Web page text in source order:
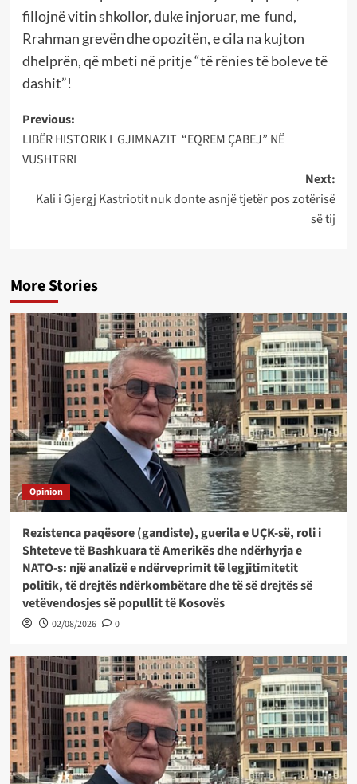
fillojnë vitin shkollor, duke injoruar, me fund,
Rrahman grevën dhe opozitën, e cila na kujton
dhelprën, që mbeti në pritje “të rënies të boleve të
dashit”!
Post
navigation
Previous:
LIBËR HISTORIK I GJIMNAZIT “EQREM ÇABEJ” NË
VUSHTRRI
Next:
Kali i Gjergj Kastriotit nuk donte asnjë tjetër pos zotërisë
së tij
More Stories
Opinion
Rezistenca paqësore (gandiste), guerila e UÇK-së, roli i
Shteteve të Bashkuara të Amerikës dhe ndërhyrja e
NATO-s: një analizë e ndërveprimit të legjitimitetit
politik, të drejtës ndërkombëtare dhe të së drejtës së
vetëvendosjes së popullit të Kosovës
02/08/2026 0